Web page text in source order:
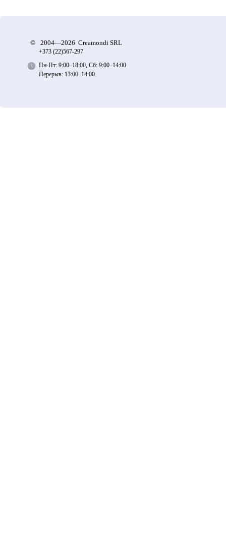
© 2004—2026 Creamondi SRL
+373 (22)567-297
Пн-Пт: 9:00–18:00, Сб: 9:00–14:00
Перерыв: 13:00–14:00